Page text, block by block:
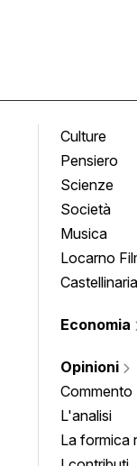
Culture
Pensiero
Scienze
Società
Musica
Locarno
Castellinaria
Economia
Opinioni
Commento
L'analisi
La formica